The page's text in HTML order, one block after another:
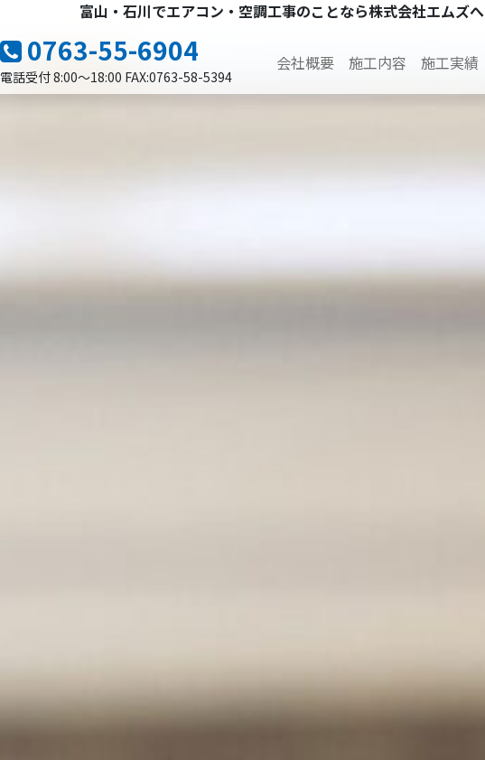
富山・石川でエアコン・空調工事のことなら株式会社エムズへ
会社概要 施工内容 施工実績
0763-55-6904
電話受付 8:00～18:00 FAX:0763-58-5394